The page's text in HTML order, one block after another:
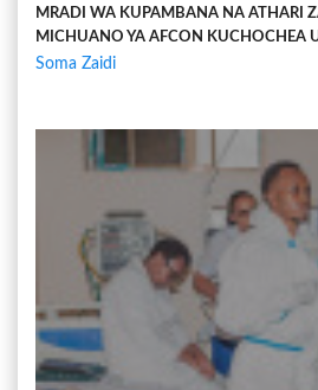
MRADI WA KUPAMBANA NA ATHARI
MICHUANO YA AFCON KUCHOCHEA
Soma Zaidi